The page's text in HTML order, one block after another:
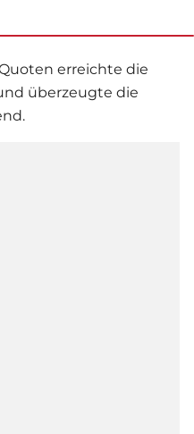
erreichte die
überzeugte die